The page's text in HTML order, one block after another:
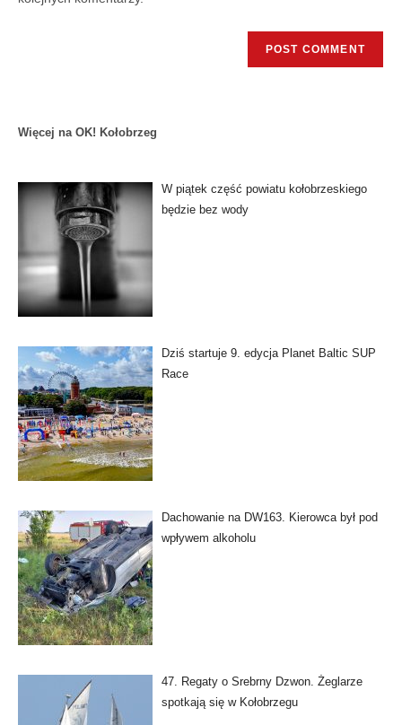
Więcej na OK! Kołobrzeg
W piątek część powiatu kołobrzeskiego
będzie bez wody
Dziś startuje 9. edycja Planet Baltic SUP
Race
Dachowanie na DW163. Kierowca był pod
wpływem alkoholu
47. Regaty o Srebrny Dzwon. Żeglarze
spotkają się w Kołobrzegu